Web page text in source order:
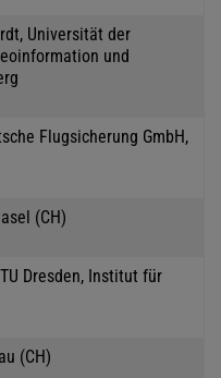
Universität der
und
Flugsicherung GmbH,
(CH)
Dresden, Institut für
(CH)